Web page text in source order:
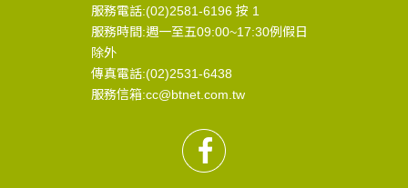
服務電話:(02)2581-6196 按 1
服務時間:週一至五09:00~17:30例假日
除外
傳真電話:(02)2531-6438
服務信箱:cc@btnet.com.tw